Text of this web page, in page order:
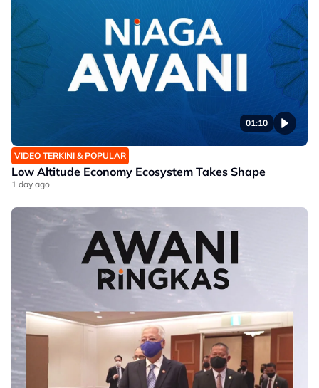
01:10
VIDEO TERKINI & POPULAR
Low Altitude Economy Ecosystem Takes Shape​
1 day ago